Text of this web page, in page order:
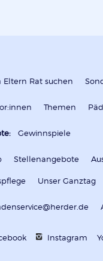
Eltern Rat suchen
Themen
Gewinnspiele
Stellenangebote
Unser Ganztag
Instagram